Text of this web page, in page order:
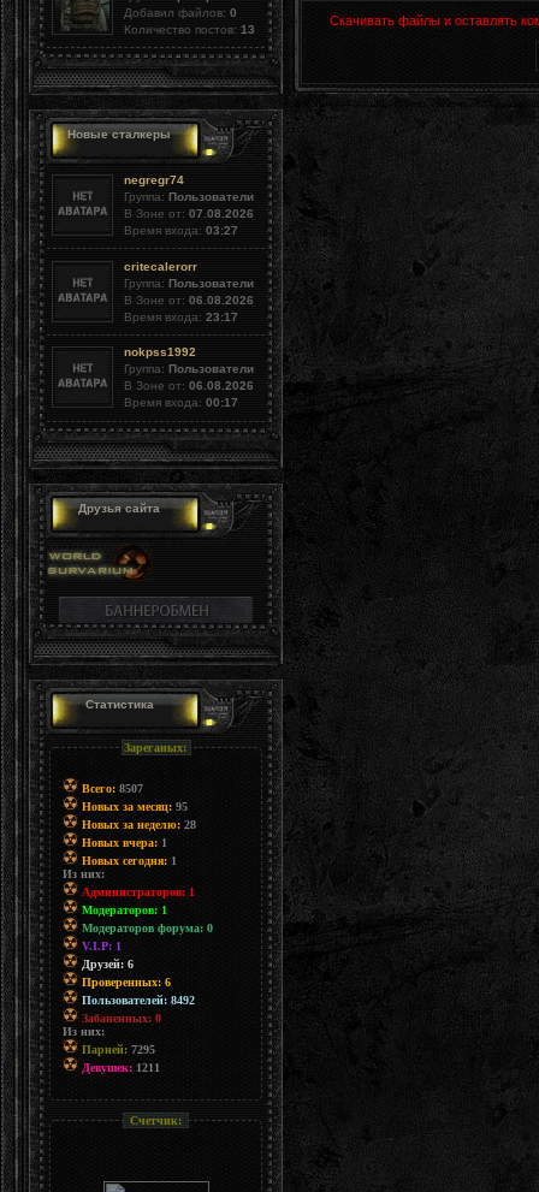
Добавил файлов: 0
Количество постов: 13
Новые сталкеры
negregr74
Группа: Пользователи
В Зоне от: 07.08.2026
Время входа: 03:27
critecalerorr
Группа: Пользователи
В Зоне от: 06.08.2026
Время входа: 23:17
nokpss1992
Группа: Пользователи
В Зоне от: 06.08.2026
Время входа: 00:17
Друзья сайта
Статистика
Зареганых:
Всего:8507
Новых за месяц:95
Новых за неделю:28
Новых вчера:1
Новых сегодня:1
Из них:
Администраторов: 1
Модераторов: 1
Модераторов форума: 0
V.I.P: 1
Друзей: 6
Проверенных: 6
Пользователей: 8492
Забаненных: 0
Из них:
Парней:7295
Девушек:1211
Счетчик:
Скачивать файлы и оставлять